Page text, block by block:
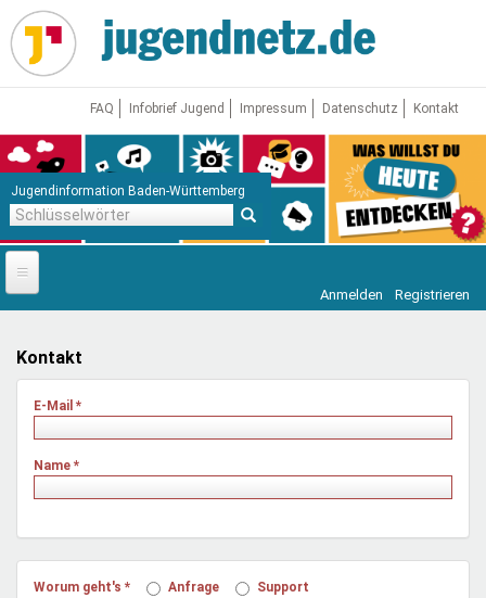
Direkt
zum
Inhalt
FAQ Infobrief Jugend Impressum Datenschutz Kontakt
Jugendinformation Baden-Württemberg
Startseite
News
Jugendnetz
Freizeit & Reisen
Mentoren & Projekte
Vor Ort
Anmelden Registrieren
Kontakt
E-Mail *
Name *
Worum geht's * Anfrage Support